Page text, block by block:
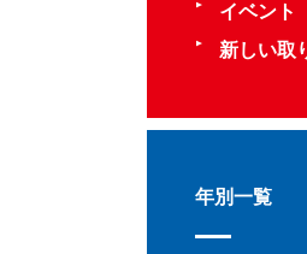
イベント
新しい取
年別一覧